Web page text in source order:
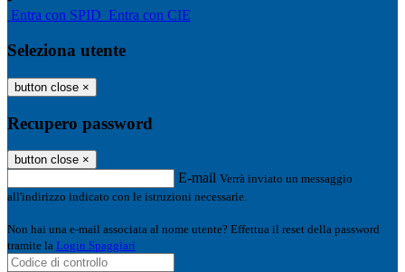
Entra con SPID Entra con CIE
Seleziona utente
button close ×
Recupero password
button close ×
E-mail Verrà inviato un messaggio
all'indirizzo indicato con le istruzioni necessarie.
Non hai una e-mail associata al nome utente? Effettua il reset della password
tramite la Login Spaggiari